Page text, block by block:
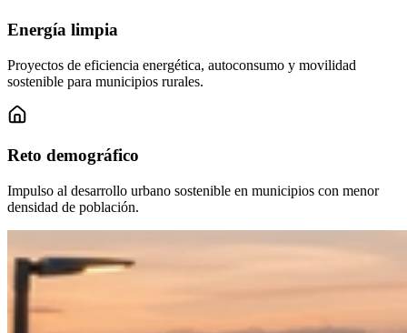
Energía limpia
Proyectos de eficiencia energética, autoconsumo y movilidad
sostenible para municipios rurales.
Reto demográfico
Impulso al desarrollo urbano sostenible en municipios con menor
densidad de población.